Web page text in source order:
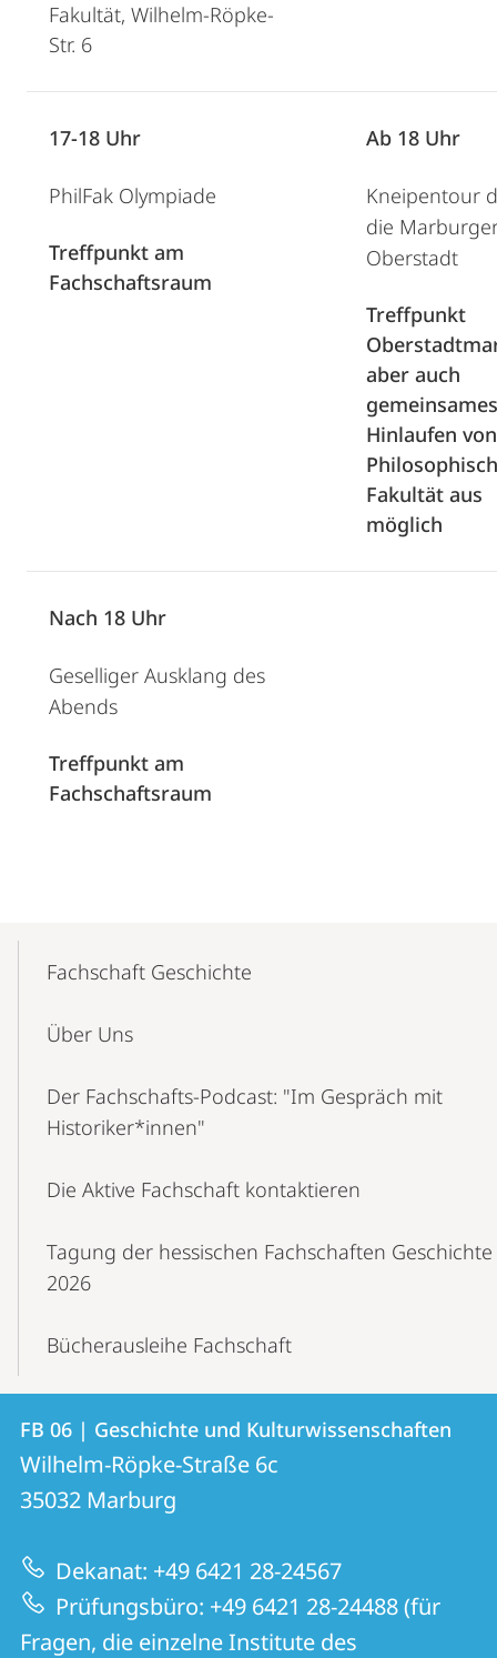
Fakultät, Wilhelm-Röpke-
Str. 6
17-18 Uhr
PhilFak Olympiade
Treffpunkt am
Fachschaftsraum
Ab 18 Uhr
Kneipentour
die
Oberstadt
Treffpunkt
aber auch
gemeinsames
Hinlaufen
Fakultät aus
möglich
Nach 18 Uhr
Geselliger Ausklang des
Abends
Treffpunkt am
Fachschaftsraum
NavigationFachschaft Geschichte
Über Uns
Der Fachschafts-Podcast: "Im Gespräch mit
Historiker*innen"
Die Aktive Fachschaft kontaktieren
Tagung der hessischen Fachschaften Geschichte
2026
Bücherausleihe Fachschaft
Kontakt
und
Informationen
zur
Website
Kontaktinformationen
FB
06
|
Geschichte
und
Kulturwissenschaften
FB 06 | Geschichte und Kulturwissenschaften
Wilhelm-Röpke-Straße 6c
35032 Marburg
Dekanat: +49 6421 28-24567
Prüfungsbüro: +49 6421 28-24488 (für
Fragen, die einzelne Institute des